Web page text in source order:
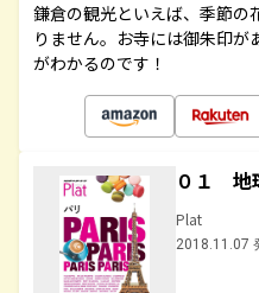
鎌倉の観光といえば、季節の
りません。お寺には御朱印が
がわかるのです！
０１ 地
Plat
2018.11.07